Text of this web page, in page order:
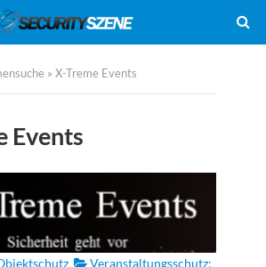
» X-Treme Events
Events
Veranstaltungsschutz: